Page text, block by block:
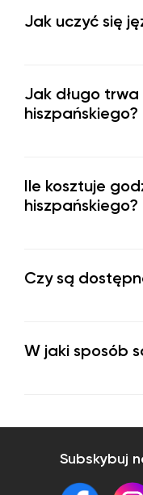
Jak uczyć się
Jak długo trwa
hiszpańskiego?
Ile kosztuje
hiszpańskiego?
Czy są
W jaki sposób
Subskybuj